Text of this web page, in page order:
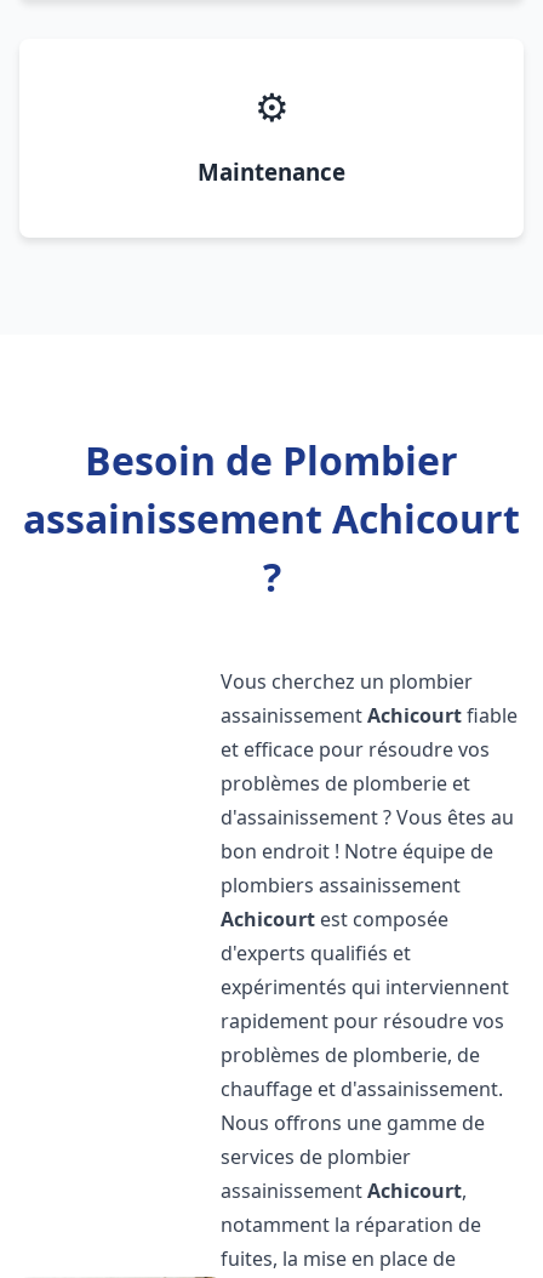
⚙️
Maintenance
Besoin de Plombier
assainissement Achicourt
?
Vous cherchez un plombier
assainissementAchicourtfiable
et efficace pour résoudre vos
problèmes de plomberie et
d'assainissement ? Vous êtes au
bon endroit ! Notre équipe de
plombiers assainissement
Achicourt est composée
d'experts qualifiés et
expérimentés qui interviennent
rapidement pour résoudre vos
problèmes de plomberie, de
chauffage et d'assainissement.
Nous offrons une gamme de
services de plombier
assainissementAchicourt,
notamment la réparation de
fuites, la mise en place de